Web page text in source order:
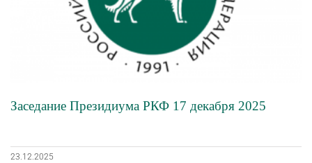
Заседание Президиума РКФ 17 декабря 2025
23.12.2025